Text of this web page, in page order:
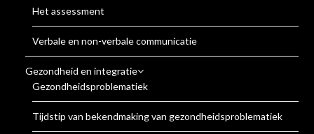
Het assessment
Verbale en non-verbale communicatie
Gezondheid en integratie
Gezondheidsproblematiek
Tijdstip van bekendmaking van gezondheidsproblematiek